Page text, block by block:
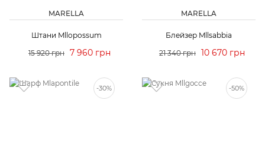
MARELLA
Штани Mllopossum
15 920 грн 7 960 грн
MARELLA
Блейзер Mllsabbia
21 340 грн 10 670 грн
-30% -50%